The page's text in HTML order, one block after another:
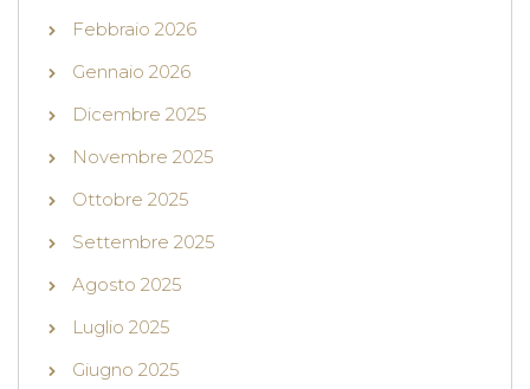
Febbraio 2026
Gennaio 2026
Dicembre 2025
Novembre 2025
Ottobre 2025
Settembre 2025
Agosto 2025
Luglio 2025
Giugno 2025